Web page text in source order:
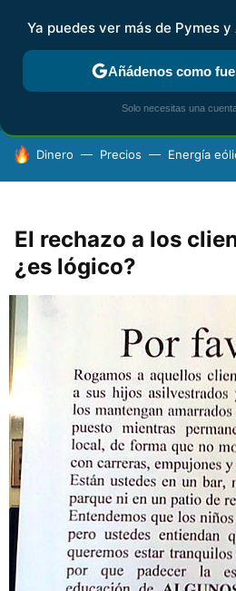
FISCALIDAD Y CONTABILIDAD
HOY SE HABLA DE
Dinero Precios Energía
El rechazo a los
¿es lógico?
Ya puedes ver más de Pymes
Añádenos como
Solo necesitas una